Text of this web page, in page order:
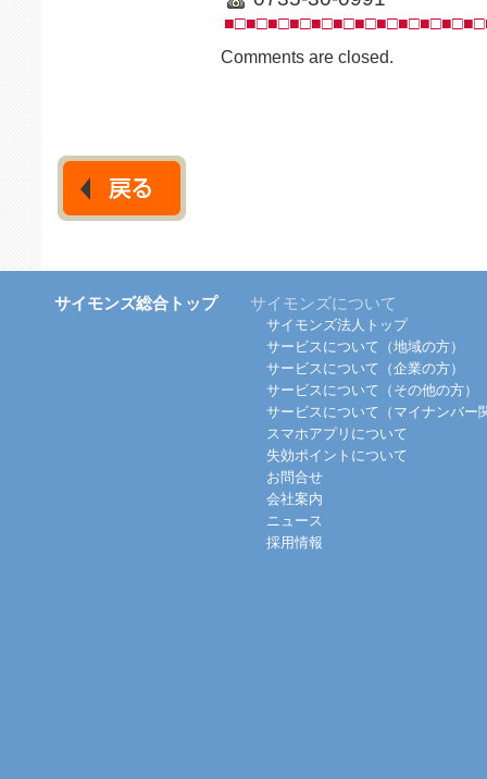
Comments are closed.
サイモンズ総合トップ サイモンズについて
サイモンズ法人トップ
サービスについて（地域の方）
サービスについて（企業の方）
サービスについて（その他の方）
サービスについて（マイナンバー
スマホアプリについて
失効ポイントについて
お問合せ
会社案内
ニュース
採用情報